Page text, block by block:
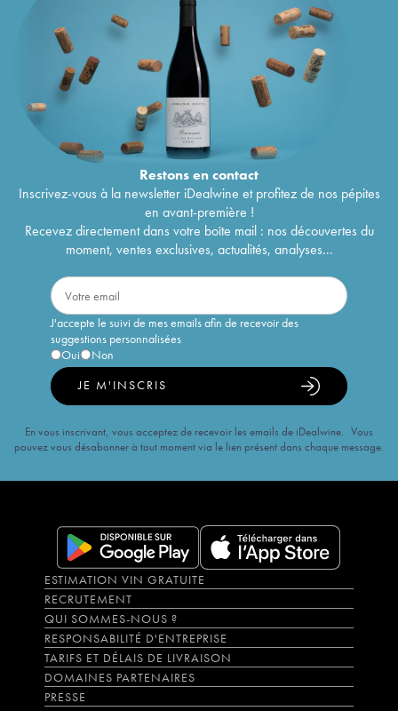
Restons encontact
Inscrivez-vous à la newsletter iDealwine et profitez de nos pépites
en avant-première !
Recevez directement dans votre boîte mail : nos découvertes du
moment, ventes exclusives, actualités, analyses...
J'accepte le suivi de mes emails afin de recevoir des
suggestions personnalisées
Oui
Non
JE M'INSCRIS
En vous inscrivant, vous acceptez de recevoir les emails de iDealwine. Vous
pouvez vous désabonner à tout moment via le lien présent dans chaque message.
ESTIMATION VIN GRATUITE
RECRUTEMENT
QUI SOMMES-NOUS ?
RESPONSABILITÉ D'ENTREPRISE
TARIFS ET DÉLAIS DE LIVRAISON
DOMAINES PARTENAIRES
PRESSE